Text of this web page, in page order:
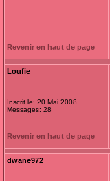
Revenir en haut de page
Loufie
Inscrit le: 20 Mai 2008
Messages: 28
Revenir en haut de page
dwane972